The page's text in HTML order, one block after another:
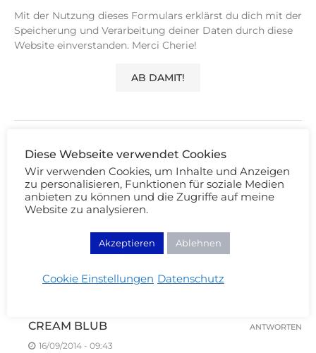
Mit der Nutzung dieses Formulars erklärst du dich mit der
Speicherung und Verarbeitung deiner Daten durch diese
Website einverstanden. Merci Cherie!
14 KOMMENTARE
KARMESIN
14/09/2014 - 17:09
Vielen Dank für die Verlinkung! Und es sind wieder
viele tolle Links dabei! Die UD Lippenstiftbox
gefällt mir auch sehr gut ;)
ANTWORTEN
CREAM BLUB
16/09/2014 - 09:43
ANTWORTEN
Diese Webseite verwendet Cookies
Wir verwenden Cookies, um Inhalte und Anzeigen
zu personalisieren, Funktionen für soziale Medien
anbieten zu können und die Zugriffe auf meine
Website zu analysieren.
Akzeptieren Ablehnen
Cookie Einstellungen Datenschutz